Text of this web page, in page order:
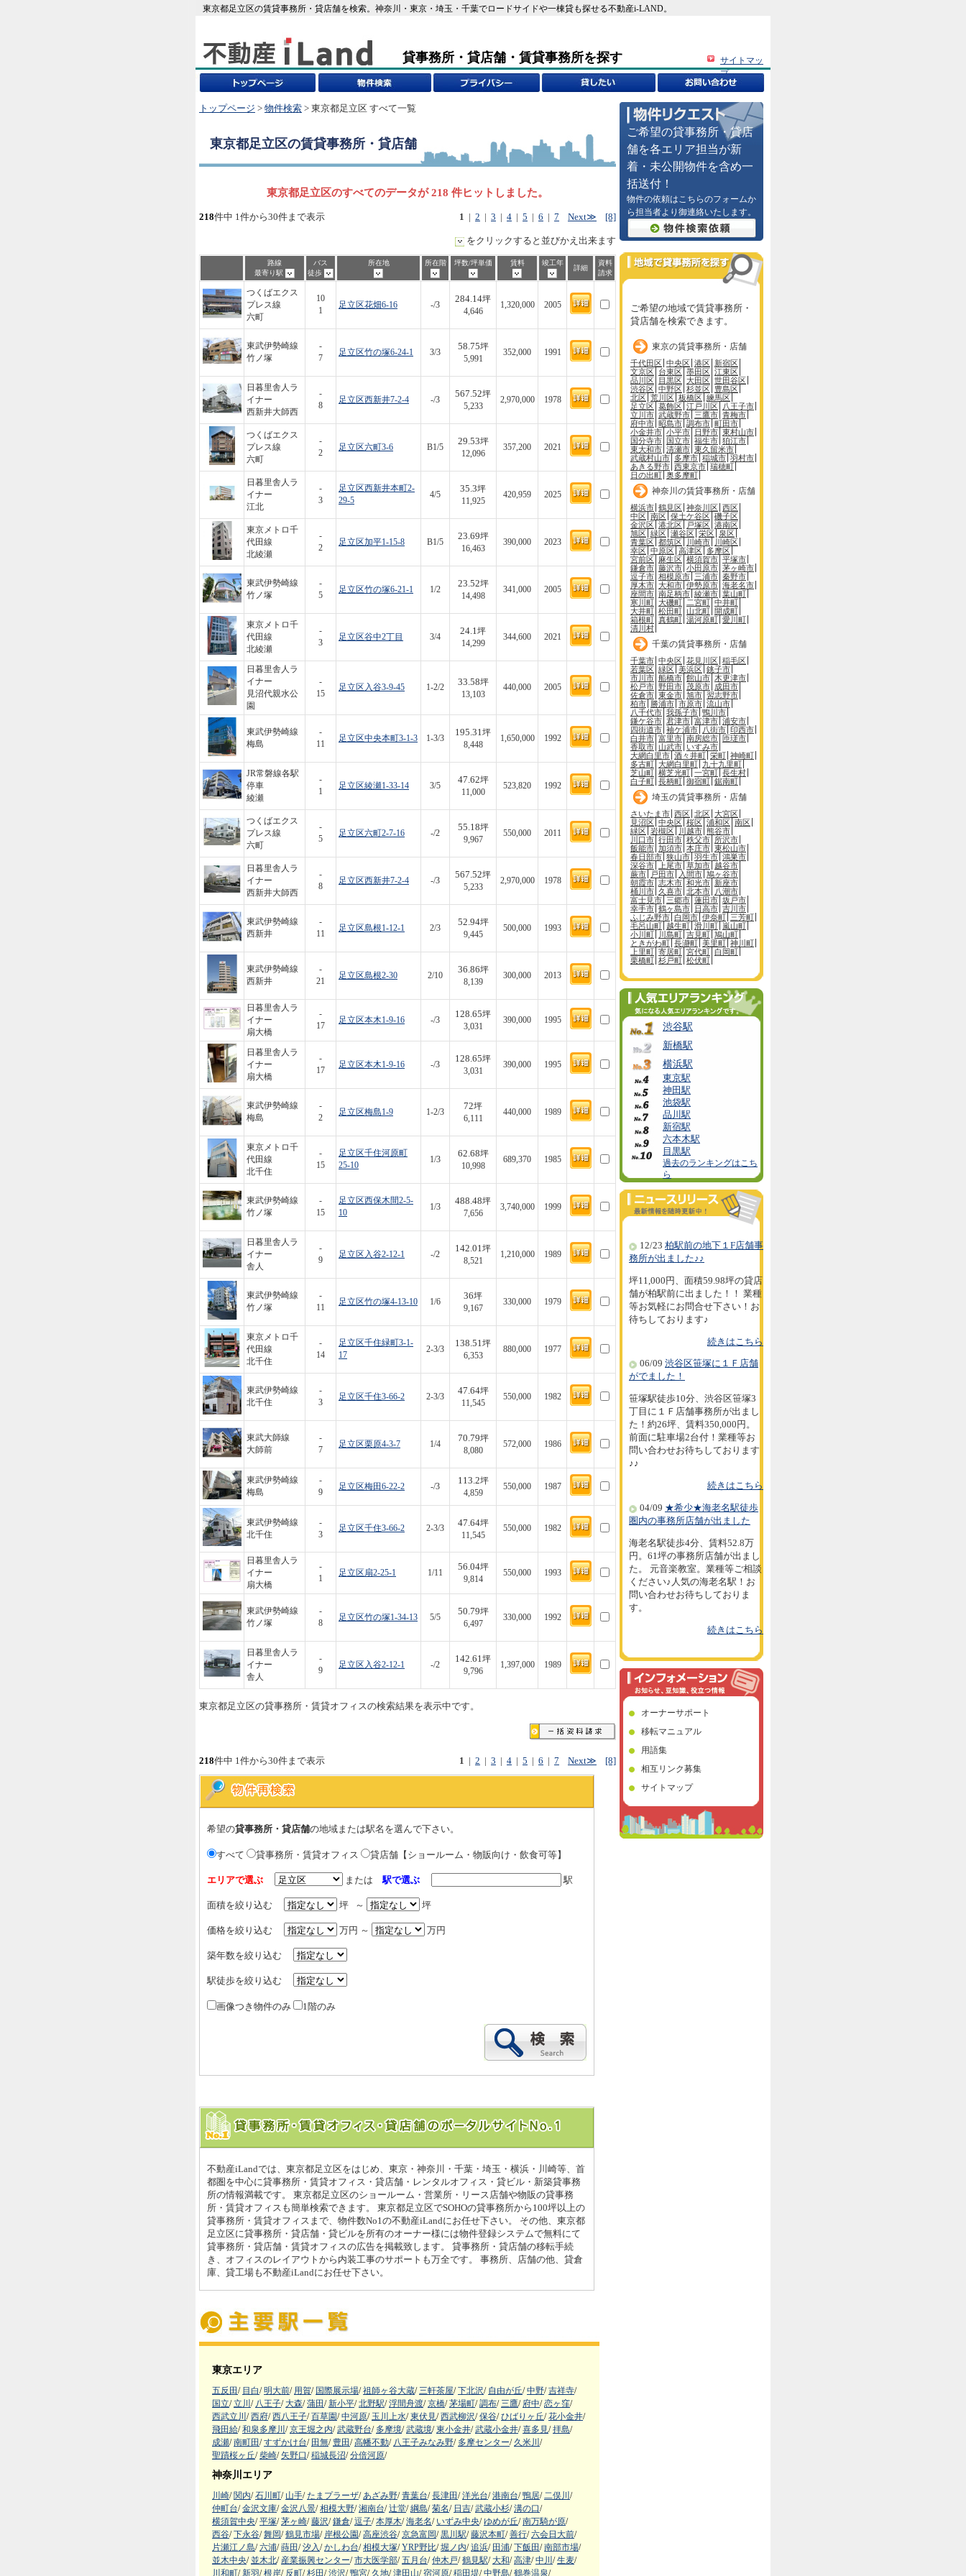
東京都足立区の賃貸事務所・貸店舗を検索。神奈川・東京・埼玉・千葉でロードサイドや一棟貸も探せる不動産i-LAND。
貸事務所・貸店舗・賃貸事務所を探す
サイトマッ
プ
トップページ > 物件検索 > 東京都足立区 すべて一覧
東京都足立区の賃貸事務所・貸店舗
東京都足立区のすべてのデータが 218 件ヒットしました。
1 2 3 4 5 6 7 Next≫ [8]
218件中 1件から30件まで表示
をクリックすると並びかえ出来ます
路線
最寄り駅
バス
徒歩
所在地 所在階 坪数/坪単価 賃料 竣工年
詳細
資料
請求
つくばエクス
プレス線
六町
10
1
足立区花畑6-16 -/3
284.14坪
4,646
1,320,000 2005
東武伊勢崎線
竹ノ塚
-
7
足立区竹の塚6-24-1 3/3
58.75坪
5,991
352,000 1991
日暮里舎人ラ
イナー
西新井大師西
-
8
足立区西新井7-2-4 -/3
567.52坪
5,233
2,970,000 1978
つくばエクス
プレス線
六町
-
2
足立区六町3-6 B1/5
29.53坪
12,096
357,200 2021
日暮里舎人ラ
イナー
江北
-
3
足立区西新井本町2-
29-5
4/5
35.3坪
11,925
420,959 2025
東京メトロ千
代田線
北綾瀬
-
2
足立区加平1-15-8 B1/5
23.69坪
16,463
390,000 2023
東武伊勢崎線
竹ノ塚
-
5
足立区竹の塚6-21-1 1/2
23.52坪
14,498
341,000 2005
東京メトロ千
代田線
北綾瀬
-
3
足立区谷中2丁目 3/4
24.1坪
14,299
344,600 2021
日暮里舎人ラ
イナー
見沼代親水公
園
-
15
足立区入谷3-9-45 1-2/2
33.58坪
13,103
440,000 2005
東武伊勢崎線
梅島
-
11
足立区中央本町3-1-3 1-3/3
195.31坪
8,448
1,650,000 1992
JR常磐線各駅
停車
綾瀬
-
1
足立区綾瀬1-33-14 3/5
47.62坪
11,000
523,820 1992
つくばエクス
プレス線
六町
-
5
足立区六町2-7-16 -/2
55.18坪
9,967
550,000 2011
日暮里舎人ラ
イナー
西新井大師西
-
8
足立区西新井7-2-4 -/3
567.52坪
5,233
2,970,000 1978
東武伊勢崎線
西新井
-
11
足立区島根1-12-1 2/3
52.94坪
9,445
500,000 1993
東武伊勢崎線
西新井
-
21
足立区島根2-30 2/10
36.86坪
8,139
300,000 2013
日暮里舎人ラ
イナー
扇大橋
-
17
足立区本木1-9-16 -/3
128.65坪
3,031
390,000 1995
日暮里舎人ラ
イナー
扇大橋
-
17
足立区本木1-9-16 -/3
128.65坪
3,031
390,000 1995
東武伊勢崎線
梅島
-
2
足立区梅島1-9 1-2/3
72坪
6,111
440,000 1989
東京メトロ千
代田線
北千住
-
15
足立区千住河原町
25-10
1/3
62.68坪
10,998
689,370 1985
東武伊勢崎線
竹ノ塚
-
15
足立区西保木間2-5-
10
1/3
488.48坪
7,656
3,740,000 1999
日暮里舎人ラ
イナー
舎人
-
9
足立区入谷2-12-1 -/2
142.01坪
8,521
1,210,000 1989
東武伊勢崎線
竹ノ塚
-
11
足立区竹の塚4-13-10 1/6
36坪
9,167
330,000 1979
東京メトロ千
代田線
北千住
-
14
足立区千住緑町3-1-
17
2-3/3
138.51坪
6,353
880,000 1977
東武伊勢崎線
北千住
-
3
足立区千住3-66-2 2-3/3
47.64坪
11,545
550,000 1982
東武大師線
大師前
-
7
足立区栗原4-3-7 1/4
70.79坪
8,080
572,000 1986
東武伊勢崎線
梅島
-
9
足立区梅田6-22-2 -/3
113.2坪
4,859
550,000 1987
東武伊勢崎線
北千住
-
3
足立区千住3-66-2 2-3/3
47.64坪
11,545
550,000 1982
日暮里舎人ラ
イナー
扇大橋
-
1
足立区扇2-25-1 1/11
56.04坪
9,814
550,000 1993
東武伊勢崎線
竹ノ塚
-
8
足立区竹の塚1-34-13 5/5
50.79坪
6,497
330,000 1992
日暮里舎人ラ
イナー
舎人
-
9
足立区入谷2-12-1 -/2
142.61坪
9,796
1,397,000 1989
東京都足立区の貸事務所・賃貸オフィスの検索結果を表示中です。
1 2 3 4 5 6 7 Next≫ [8]
218件中 1件から30件まで表示
希望の貸事務所・貸店舗の地域または駅名を選んで下さい。
すべて 貸事務所・賃貸オフィス 貸店舗【ショールーム・物販向け・飲食可等】
エリアで選ぶ または駅で選ぶ 駅
面積を絞り込む 坪 ～ 坪
価格を絞り込む 万円 ～ 万円
築年数を絞り込む
駅徒歩を絞り込む
画像つき物件のみ 1階のみ
不動産iLandでは、東京都足立区をはじめ、東京・神奈川・千葉・埼玉・横浜・川崎等、首
都圏を中心に貸事務所・賃貸オフィス・貸店舗・レンタルオフィス・貸ビル・新築貸事務
所の情報満載です。 東京都足立区のショールーム・営業所・リース店舗や物販の貸事務
所・賃貸オフィスも簡単検索できます。 東京都足立区でSOHOの貸事務所から100坪以上の
貸事務所・賃貸オフィスまで、物件数No1の不動産iLandにお任せ下さい。 その他、東京都
足立区に貸事務所・貸店舗・貸ビルを所有のオーナー様には物件登録システムで無料にて
貸事務所・貸店舗・賃貸オフィスの広告を掲載致します。 貸事務所・貸店舗の移転手続
き、オフィスのレイアウトから内装工事のサポートも万全です。 事務所、店舗の他、貸倉
庫、貸工場も不動産iLandにお任せ下さい。
東京エリア
五反田/ 目白/ 明大前/ 用賀/ 国際展示場/ 祖師ヶ谷大蔵/ 三軒茶屋/ 下北沢/ 自由が丘/ 中野/ 吉祥寺/
国立/ 立川 / 八王子/ 大森/ 蒲田/ 新小平/ 北野駅/ 浮間舟渡/ 京橋/ 茅場町/ 調布/ 三鷹/ 府中/ 恋ヶ窪/
西武立川 / 西府/ 西八王子/ 百草園/ 中河原/ 玉川上水/ 東伏見/ 西武柳沢/ 保谷/ ひばりヶ丘/ 花小金井/
飛田給/ 和泉多摩川 / 京王堀之内/ 武蔵野台/ 多摩境/ 武蔵境/ 東小金井/ 武蔵小金井/ 喜多見/ 拝島/
成瀬/ 南町田/ すずかけ台/ 田無/ 豊田/ 高幡不動/ 八王子みなみ野/ 多摩センター/ 久米川 /
聖蹟桜ヶ丘/ 柴崎/ 矢野口/ 稲城長沼/ 分倍河原/
神奈川エリア
川崎/ 関内/ 石川町/ 山手/ たまプラーザ/ あざみ野/ 青葉台/ 長津田/ 洋光台/ 港南台/ 鴨居/ 二俣川 /
仲町台/ 金沢文庫/ 金沢八景/ 相模大野/ 湘南台/ 辻堂/ 綱島/ 菊名/ 日吉/ 武蔵小杉/ 溝の口/
横須賀中央/ 平塚/ 茅ヶ崎/ 藤沢/ 鎌倉/ 逗子/ 本厚木/ 海老名/ いずみ中央/ ゆめが丘/ 南万騎が原/
西谷/ 下永谷/ 舞岡/ 鶴見市場/ 岸根公園/ 高座渋谷/ 京急富岡/ 黒川駅/ 藤沢本町/ 善行/ 六会日大前/
片瀬江ノ島/ 六浦/ 蒔田/ 汐入/ かしわ台/ 相模大塚/ YRP野比/ 堀ノ内/ 追浜/ 田浦/ 下飯田/ 南部市場/
並木中央/ 並木北/ 産業振興センター/ 市大医学部/ 五月台/ 仲木戸/ 鶴見駅/ 大和/ 高津/ 中川 / 生麦/
川和町/ 新羽/ 根岸/ 反町/ 杉田/ 渋沢/ 鴨宮/ 久地/ 津田山/ 宿河原/ 稲田堤/ 中野島/ 鶴巻温泉/
ご希望の貸事務所・貸店
舗を各エリア担当が新
着・未公開物件を含め一
括送付！
物件の依頼はこちらのフォームか
ら担当者より御連絡いたします。
ご希望の地域で賃貸事務所・
貸店舗を検索できます。
東京の賃貸事務所・店舗
千代田区 中央区 港区 新宿区
文京区 台東区 墨田区 江東区
品川区 目黒区 大田区 世田谷区
渋谷区 中野区 杉並区 豊島区
北区 荒川区 板橋区 練馬区
足立区 葛飾区 江戸川区
八王子市
立川市 武蔵野市 三鷹市 青梅市
府中市 昭島市 調布市 町田市
小金井市 小平市 日野市 東村山市
国分寺市
国立市 福生市 狛江市
東大和市 清瀬市 東久留米市
武蔵村山市 多摩市 稲城市 羽村市
あきる野市 西東京市 瑞穂町
日の出町 奥多摩町
神奈川の賃貸事務所・店舗
横浜市 鶴見区 神奈川区 西区
中区 南区 保土ケ谷区 磯子区
金沢区 港北区 戸塚区 港南区
旭区 緑区 瀬谷区 栄区 泉区
青葉区 都筑区 川崎市
川崎区
幸区 中原区 高津区 多摩区
宮前区 麻生区 横須賀市 平塚市
鎌倉市 藤沢市 小田原市 茅ヶ崎市
逗子市 相模原市 三浦市 秦野市
厚木市 大和市 伊勢原市 海老名市
座間市 南足柄市 綾瀬市 葉山町
寒川町 大磯町 二宮町 中井町
大井町 松田町 山北町 開成町
箱根町 真鶴町 湯河原町 愛川町
清川村
千葉の賃貸事務所・店舗
千葉市 中央区 花見川区 稲毛区
若葉区 緑区 美浜区 銚子市
市川市 船橋市 館山市 木更津市
松戸市 野田市 茂原市 成田市
佐倉市 東金市 旭市 習志野市
柏市 勝浦市 市原市 流山市
八千代市 我孫子市 鴨川市
鎌ケ谷市 君津市 富津市 浦安市
四街道市 袖ケ浦市 八街市 印西市
白井市 富里市 南房総市 匝瑳市
香取市 山武市 いすみ市
大網白里市 酒々井町 栄町 神崎町
多古町 大網白里町 九十九里町
芝山町 横芝光町 一宮町 長生村
白子町 長柄町 御宿町 鋸南町
埼玉の賃貸事務所・店舗
さいたま市 西区 北区 大宮区
見沼区 中央区 桜区 浦和区 南区
緑区 岩槻区 川越市 熊谷市
川口市 行田市 秩父市 所沢市
飯能市 加須市 本庄市 東松山市
春日部市 狭山市 羽生市 鴻巣市
深谷市
上尾市 草加市 越谷市
蕨市
戸田市 入間市 鳩ヶ谷市
朝霞市 志木市 和光市 新座市
桶川市 久喜市 北本市
八潮市
富士見市 三郷市 蓮田市 坂戸市
幸手市 鶴ヶ島市 日高市 吉川市
ふじみ野市 白岡市 伊奈町 三芳町
毛呂山町 越生町 滑川町 嵐山町
小川町
川島町 吉見町 鳩山町
ときがわ町 長瀞町 美里町 神川町
上里町 寄居町 宮代町 白岡町
栗橋町 杉戸町 松伏町
渋谷駅
新橋駅
横浜駅
東京駅
神田駅
池袋駅
品川駅
新宿駅
六本木駅
目黒駅
過去のランキングはこち
ら
12/23 柏駅前の地下１F店舗事
務所が出ました♪♪
坪11,000円、面積59.98坪の貸店
舗が柏駅前に出ました！！ 業種
等お気軽にお問合せ下さい！お
待ちしております♪
続きはこちら
06/09 渋谷区笹塚に１Ｆ店舗
がでました！
笹塚駅徒歩10分、渋谷区笹塚3
丁目に１Ｆ店舗事務所が出まし
た！約26坪、賃料350,000円。
前面に駐車場2台付！業種等お
問い合わせお待ちしております
♪♪
続きはこちら
04/09 ★希少★海老名駅徒歩
圏内の事務所店舗が出ました
海老名駅徒歩4分、賃料52.8万
円。61坪の事務所店舗が出まし
た。 元音楽教室。業種等ご相談
ください♪人気の海老名駅！お
問い合わせお待ちしておりま
す。
続きはこちら
オーナーサポート
移転マニュアル
用語集
相互リンク募集
サイトマップ